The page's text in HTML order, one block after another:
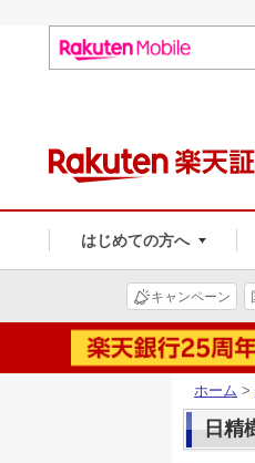
はじめての方へ
キャンペーン
ホーム >
日精